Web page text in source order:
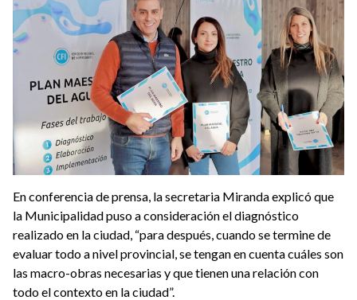
En conferencia de prensa, la secretaria Miranda explicó que
la Municipalidad puso a consideración el diagnóstico
realizado en la ciudad, “para después, cuando se termine de
evaluar todo a nivel provincial, se tengan en cuenta cuáles son
las macro-obras necesarias y que tienen una relación con
todo el contexto en la ciudad”.